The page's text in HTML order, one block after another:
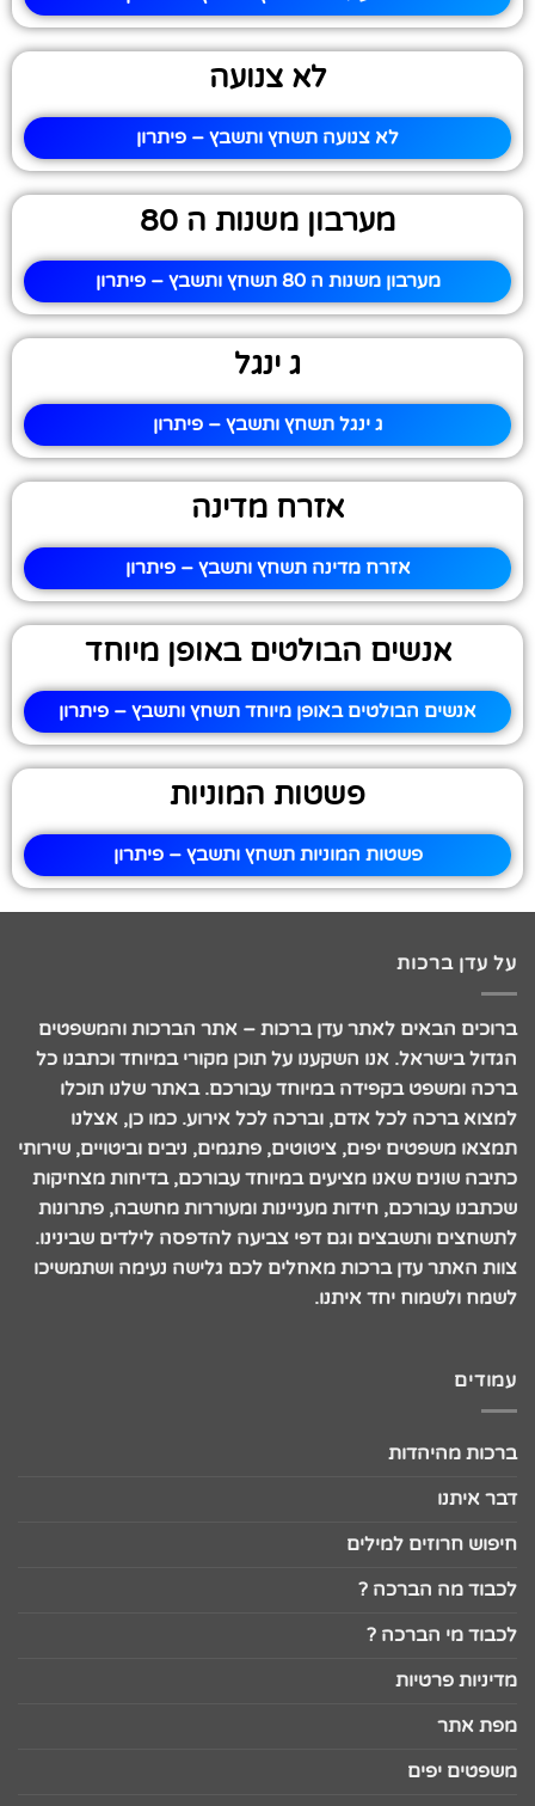
לא צנועה
לא צנועה תשחץ ותשבץ – פיתרון
מערבון משנות ה 80
מערבון משנות ה 80 תשחץ ותשבץ – פיתרון
ג ינגל
ג ינגל תשחץ ותשבץ – פיתרון
אזרח מדינה
אזרח מדינה תשחץ ותשבץ – פיתרון
אנשים הבולטים באופן מיוחד
אנשים הבולטים באופן מיוחד תשחץ ותשבץ – פיתרון
פשטות המוניות
פשטות המוניות תשחץ ותשבץ – פיתרון
על עדן ברכות
ברוכים הבאים לאתר עדן ברכות – אתר הברכות והמשפטים
הגדול בישראל. אנו השקענו על תוכן מקורי במיוחד וכתבנו כל
ברכה ומשפט בקפידה במיוחד עבורכם. באתר שלנו תוכלו
למצוא ברכה לכל אדם, וברכה לכל אירוע. כמו כן, אצלנו
תמצאו משפטים יפים, ציטוטים, פתגמים, ניבים וביטויים, שירותי
כתיבה שונים שאנו מציעים במיוחד עבורכם, בדיחות מצחיקות
שכתבנו עבורכם, חידות מעניינות ומעוררות מחשבה, פתרונות
לתשחצים ותשבצים וגם דפי צביעה להדפסה לילדים שבינינו.
צוות האתר עדן ברכות מאחלים לכם גלישה נעימה ושתמשיכו
לשמח ולשמוח יחד איתנו.
עמודים
ברכות מהיהדות
דבר איתנו
חיפוש חרוזים למילים
לכבוד מה הברכה ?
לכבוד מי הברכה ?
מדיניות פרטיות
מפת אתר
משפטים יפים